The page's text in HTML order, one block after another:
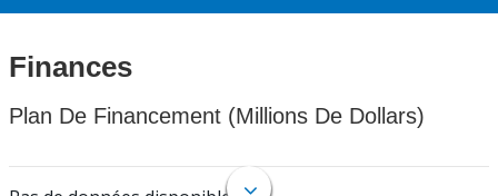
Finances
Plan De Financement (Millions De Dollars)